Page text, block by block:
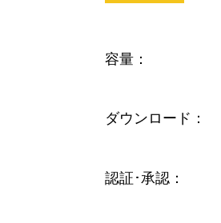
容量：
ダウンロード：
認証･承認：